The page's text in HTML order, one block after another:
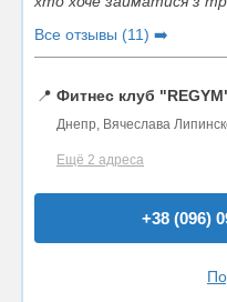
Все отзывы (11) ➡️
📍 Фитнес клуб
Днепр, Вячеслава
Ещё 2 адреса
+38 (096)